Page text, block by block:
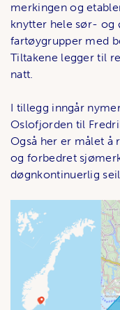
merkingen og
knytter hele sør- og
fartøygrupper med
Tiltakene legger til
natt.
I tillegg inngår
Oslofjorden til
Også her er målet å
og forbedret
døgnkontinuerlig